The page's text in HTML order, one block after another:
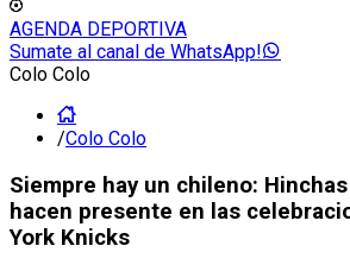
AGENDA DEPORTIVA
Sumate al canal de WhatsApp!
Colo Colo
/Colo Colo
Siempre hay un chileno:
hacen presente en las
York Knicks